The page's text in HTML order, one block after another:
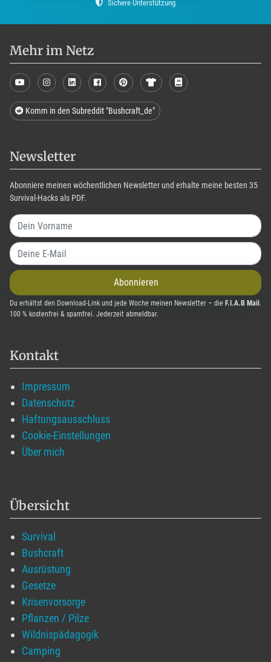
Sichere Unterstützung
Mehr im Netz
Komm in den Subreddit "Bushcraft_de"
Newsletter
Abonniere meinen wöchentlichen Newsletter und erhalte meine besten 35
Survival-Hacks als PDF.
Abonnieren
Du erhältst den Download-Link und jede Woche meinen Newsletter – die F.I.A.B Mail .
100 % kostenfrei & spamfrei. Jederzeit abmeldbar.
Kontakt
Impressum
Datenschutz
Haftungsausschluss
Cookie-Einstellungen
Über mich
Übersicht
Survival
Bushcraft
Ausrüstung
Gesetze
Krisenvorsorge
Pflanzen / Pilze
Wildnispädagogik
Camping